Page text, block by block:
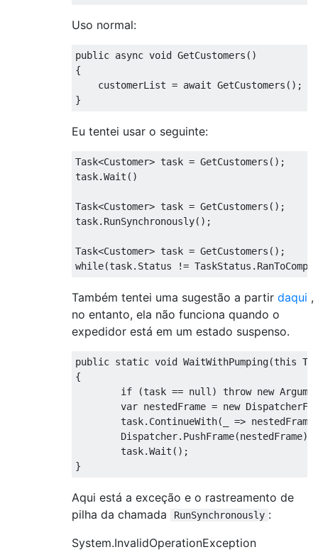
Uso normal:
public async void GetCustomers ()
{
    customerList
= await GetCustomers ();
}
Eu tentei usar o seguinte:
Task<Customer> task = GetCustomers ();
task.Wait ()
Task<Customer> task = GetCustomers ();
task. RunSynchronously();
Task<Customer> task = GetCustomers ();
while(task. Status != TaskStatus .
Também tentei uma sugestão a partir daqui ,
no entanto, ela não funciona quando o
expedidor está em um estado suspenso.
public static void WaitWithPumping(this
{
if
(task == null ) throw new
var nestedFrame = new
        task
. ContinueWith( => nestedFrame
Dispatcher. PushFrame(nestedFrame);
        task
.Wait ();
}
Aqui está a exceção e o rastreamento de
pilha da chamada
RunSynchronously :
System.InvalidOperationException